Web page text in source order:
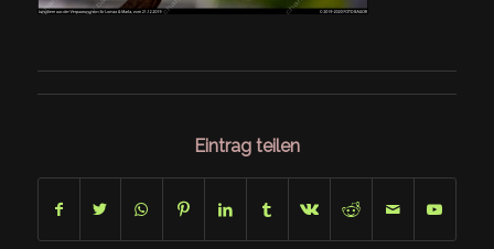
Eintrag teilen